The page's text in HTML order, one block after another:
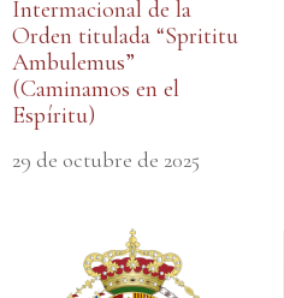
Intermacional de la
Orden titulada “Sprititu
Ambulemus”
(Caminamos en el
Espíritu)
29 de octubre de 2025